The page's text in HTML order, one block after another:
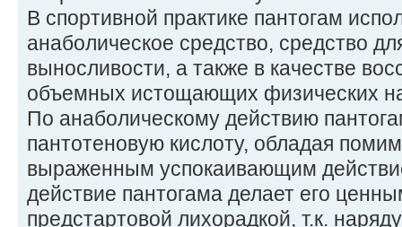
В спортивной практике пантогам
анаболическое средство, средство
выносливости, а также в качестве
объемных истощающих физических
По анаболическому действию
пантотеновую кислоту, обладая
выраженным успокаивающим
действие пантогама делает его
предстартовой лихорадкой, т.к.